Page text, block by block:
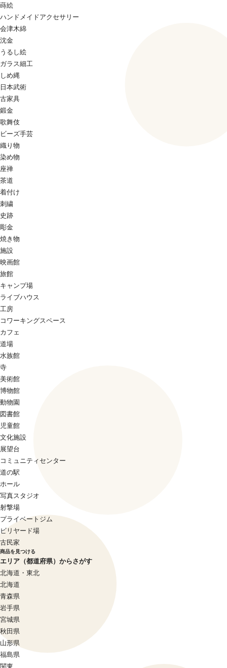
蒔絵
ハンドメイドアクセサリー
会津木綿
沈金
うるし絵
ガラス細工
しめ縄
日本武術
古家具
鍛金
歌舞伎
ビーズ手芸
織り物
染め物
座禅
茶道
着付け
刺繍
史跡
彫金
焼き物
施設
映画館
旅館
キャンプ場
ライブハウス
工房
コワーキングスペース
カフェ
道場
水族館
寺
美術館
博物館
動物園
図書館
児童館
文化施設
展望台
コミュニティセンター
道の駅
ホール
写真スタジオ
射撃場
プライベートジム
ビリヤード場
古民家
商品を見つける
エリア（都道府県）からさがす
北海道・東北
北海道
青森県
岩手県
宮城県
秋田県
山形県
福島県
関東